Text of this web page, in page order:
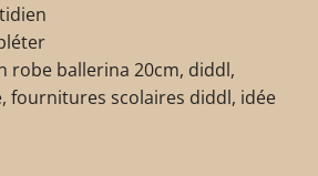
robe ballerina 20cm, diddl,
fournitures scolaires diddl, idée